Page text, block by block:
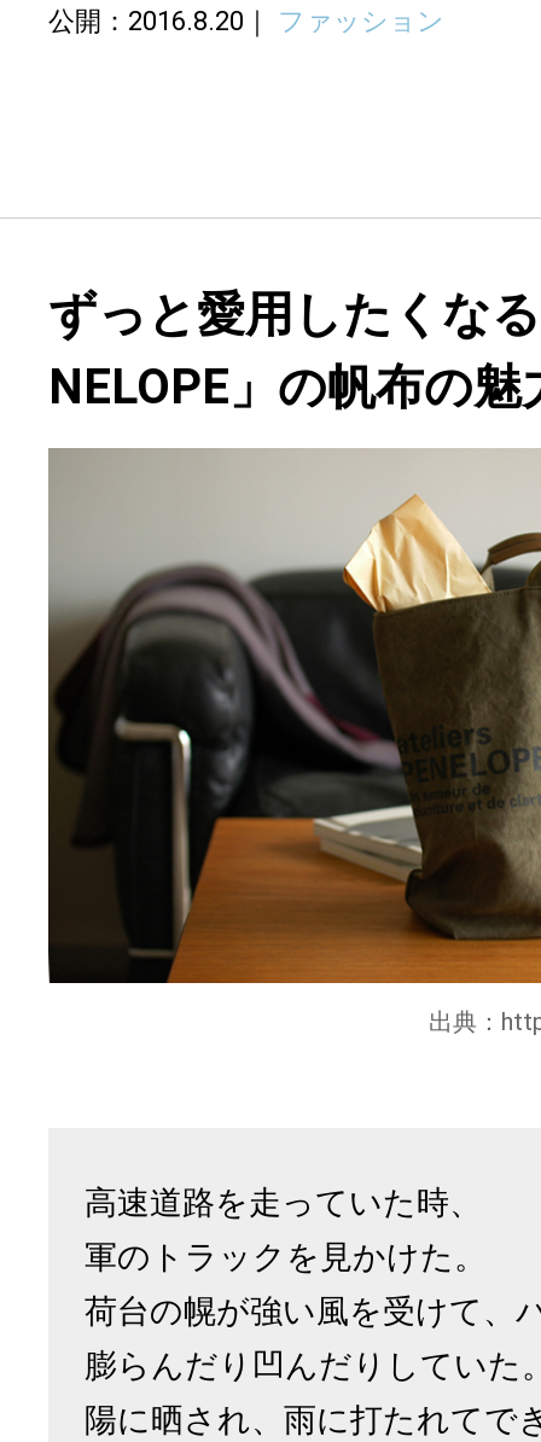
公開：2016.8.20 ファッション
ずっと愛用したくな
NELOPE」の帆布の魅
出典：
高速道路を走っていた時、
軍のトラックを見かけた。
荷台の幌が強い風を受けて、
膨らんだり凹んだりしていた
陽に晒され、雨に打たれてで